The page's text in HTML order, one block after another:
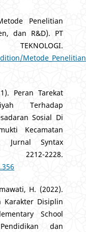
Penelitian
dan R&D). PT
Peran Tarekat
Terhadap
Sosial Di
Kecamatan
Jurnal Syntax
2228.
H. (2022).
Karakter Disiplin
School
dan